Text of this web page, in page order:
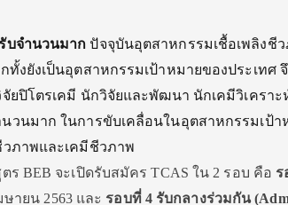
บจำนวนมาก ปัจจุบันอุตสาหกรรมเชื้อเพลิงชี
ทั้งยังเป็นอุตสาหกรรมเป้าหมายของประเท
จัยปิโตรเคมี นักวิจัยและพัฒนา นักเคมีวิเครา
นวนมาก ในการขับเคลื่อนในอุตสาหกรรมเป้า
วภาพและเคมีชีวภาพ
ร BEB จะเปิดรับสมัคร TCAS ใน 2 รอบ คือ ร
ษายน 2563 และ รอบที่ 4 รับกลางร่วมกัน